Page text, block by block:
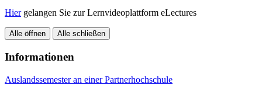
Hiergelangen Sie zur Lernvideoplattform eLectures
Alle öffnen Alle schließen
Informationen
Auslandssemester an einer Partnerhochschule